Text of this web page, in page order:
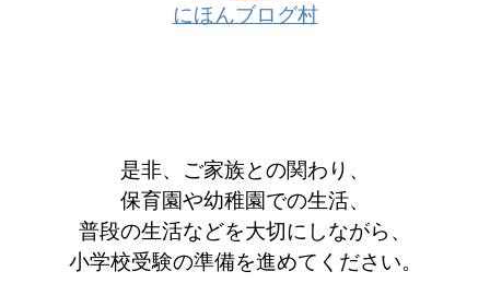
にほんブログ村
是非、ご家族との関わり、
保育園や幼稚園での生活、
普段の生活などを大切にしながら、
小学校受験の準備を進めてください。